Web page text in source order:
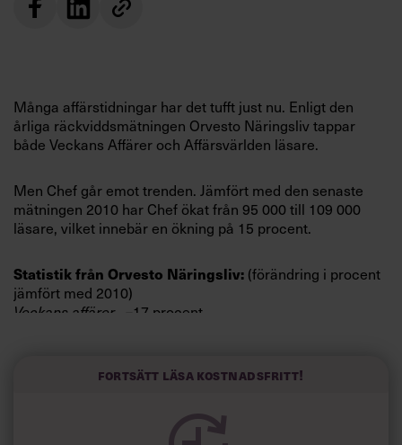
Annonsera
Villkor och policy för
personuppgiftsbehandling
efter:
Många affärstidningar har det tufft just nu. Enligt den
årliga räckviddsmätningen Orvesto Näringsliv tappar
både Veckans Affärer och Affärsvärlden läsare.
Men Chef går emot trenden. Jämfört med den senaste
mätningen 2010 har Chef ökat från 95 000 till 109 000
läsare, vilket innebär en ökning på 15 procent.
Statistik från Orvesto Näringsliv: (förändring i procent
jämfört med 2010)
Veckans affärer–17 procent
Här kan du ladda ner hela
Fortsätt läsa kostnadsfritt!